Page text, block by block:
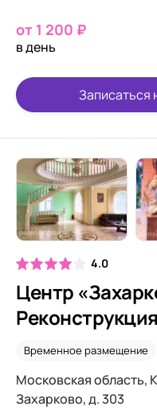
от 1 200 ₽
в день
Записаться
4.0
Центр
Реконструкция
Временное размещение
Московская область,
Захарково, д. 303